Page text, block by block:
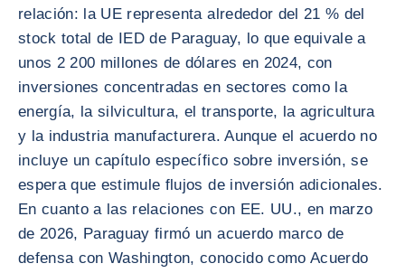
relación: la UE representa alrededor del 21 % del
stock total de IED de Paraguay, lo que equivale a
unos 2 200 millones de dólares en 2024, con
inversiones concentradas en sectores como la
energía, la silvicultura, el transporte, la agricultura
y la industria manufacturera. Aunque el acuerdo no
incluye un capítulo específico sobre inversión, se
espera que estimule flujos de inversión adicionales.
En cuanto a las relaciones con EE. UU., en marzo
de 2026, Paraguay firmó un acuerdo marco de
defensa con Washington, conocido como Acuerdo